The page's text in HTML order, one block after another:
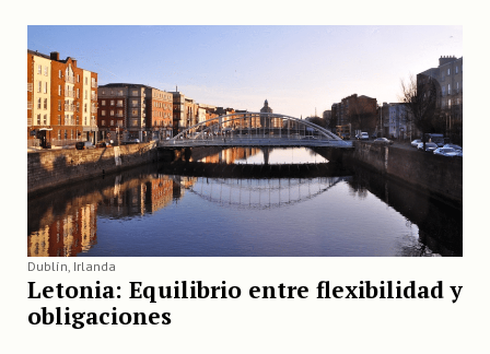
Dublín, Irlanda
Letonia: Equilibrio entre flexibilidad y
obligaciones